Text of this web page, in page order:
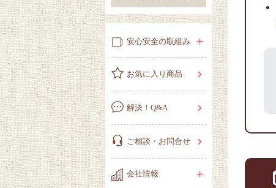
安心安全の取組み
お気に入り商品
解決！Q&A
ご相談・お問合せ
会社情報